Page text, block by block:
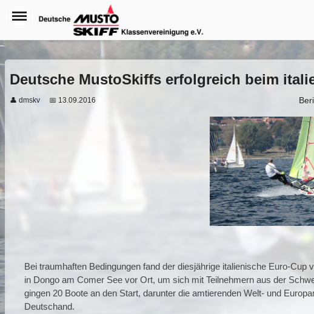
Deutsche MustoSkiffs erfolgreich beim
👤 dmskv 📅 13.09.2016
Bei traumhaften Bedingungen fand der diesjährige italienische Euro-
in Dongo am Comer See vor Ort, um sich mit Teilnehmern aus der
gingen 20 Boote an den Start, darunter die amtierenden Welt- und
Deutschand.